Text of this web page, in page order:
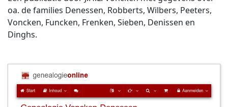
oa. de families Denessen, Robberts, Wilbers, Peeters,
Voncken, Funcken, Frenken, Sieben, Denissen en
Dinghs.